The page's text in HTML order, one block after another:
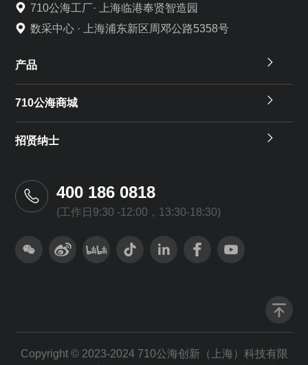
710公海工厂· 上海临港奉贤智造园
数采中心 · 上海浦东新区周邓公路5358号
产品
710公海商城
招贤纳士
400 186 0818
(工作日9:30 -12:00，13:30-18:30)
Copyright © 2023-2024 710公海创新（上海）科技有限